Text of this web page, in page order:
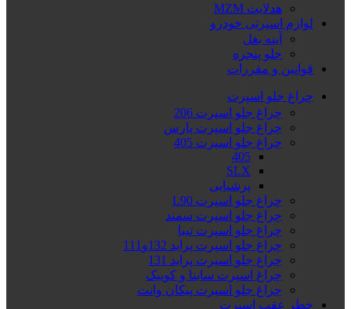
هدلایت MZM
لوازم اسپرتی خودرو
آینه بغل
جلو پنجره
قوانین و مقررات
چراغ جلو اسپرت
چراغ جلو اسپرت 206
چراغ جلو اسپرت پارس
چراغ جلو اسپرت 405
405
SLX
پرشیایی
چراغ جلو اسپرت L90
چراغ جلو اسپرت سمند
چراغ جلو اسپرت تیبا
چراغ جلو اسپرت پراید 132و111
چراغ جلو اسپرت پراید 131
چراغ اسپرت ساینا و کوییک
چراغ جلو اسپرت پیکان وانت
خطر عقب اسپرت